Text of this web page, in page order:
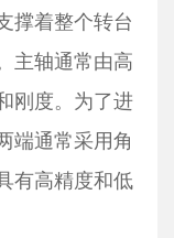
撑着整个转台
主轴通常由高
刚度。为了进
端通常采用角
有高精度和低